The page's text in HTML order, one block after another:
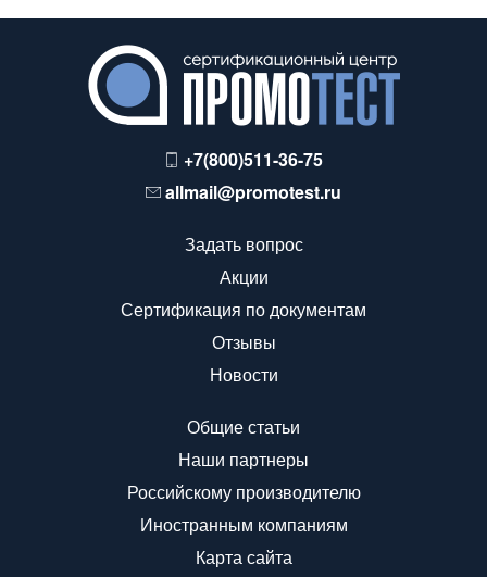
+7(800)511-36-75
allmail@promotest.ru
Задать вопрос
Акции
Сертификация по документам
Отзывы
Новости
Общие статьи
Наши партнеры
Российскому производителю
Иностранным компаниям
Карта сайта